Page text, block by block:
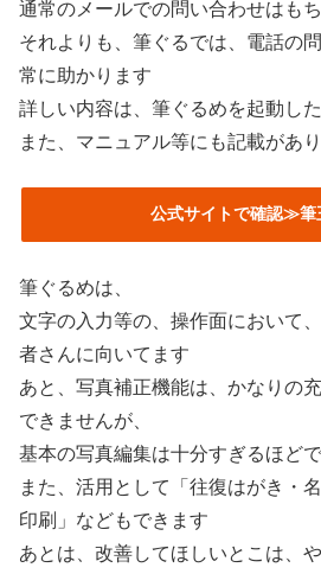
通常のメールでの問い合わせはも
それよりも、筆ぐるでは、電話の
常に助かります
詳しい内容は、筆ぐるめを起動し
また、マニュアル等にも記載があ
公式サイトで確認≫筆
筆ぐるめは、
文字の入力等の、操作面において
者さんに向いてます
あと、写真補正機能は、かなりの
できませんが、
基本の写真編集は十分すぎるほど
また、活用として「往復はがき・
印刷」などもできます
あとは、改善してほしいとこは、